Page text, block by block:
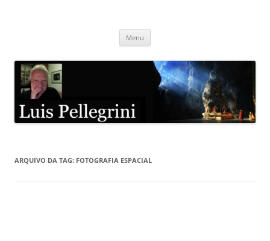
Menu
ARQUIVO DA TAG: FOTOGRAFIA ESPACIAL